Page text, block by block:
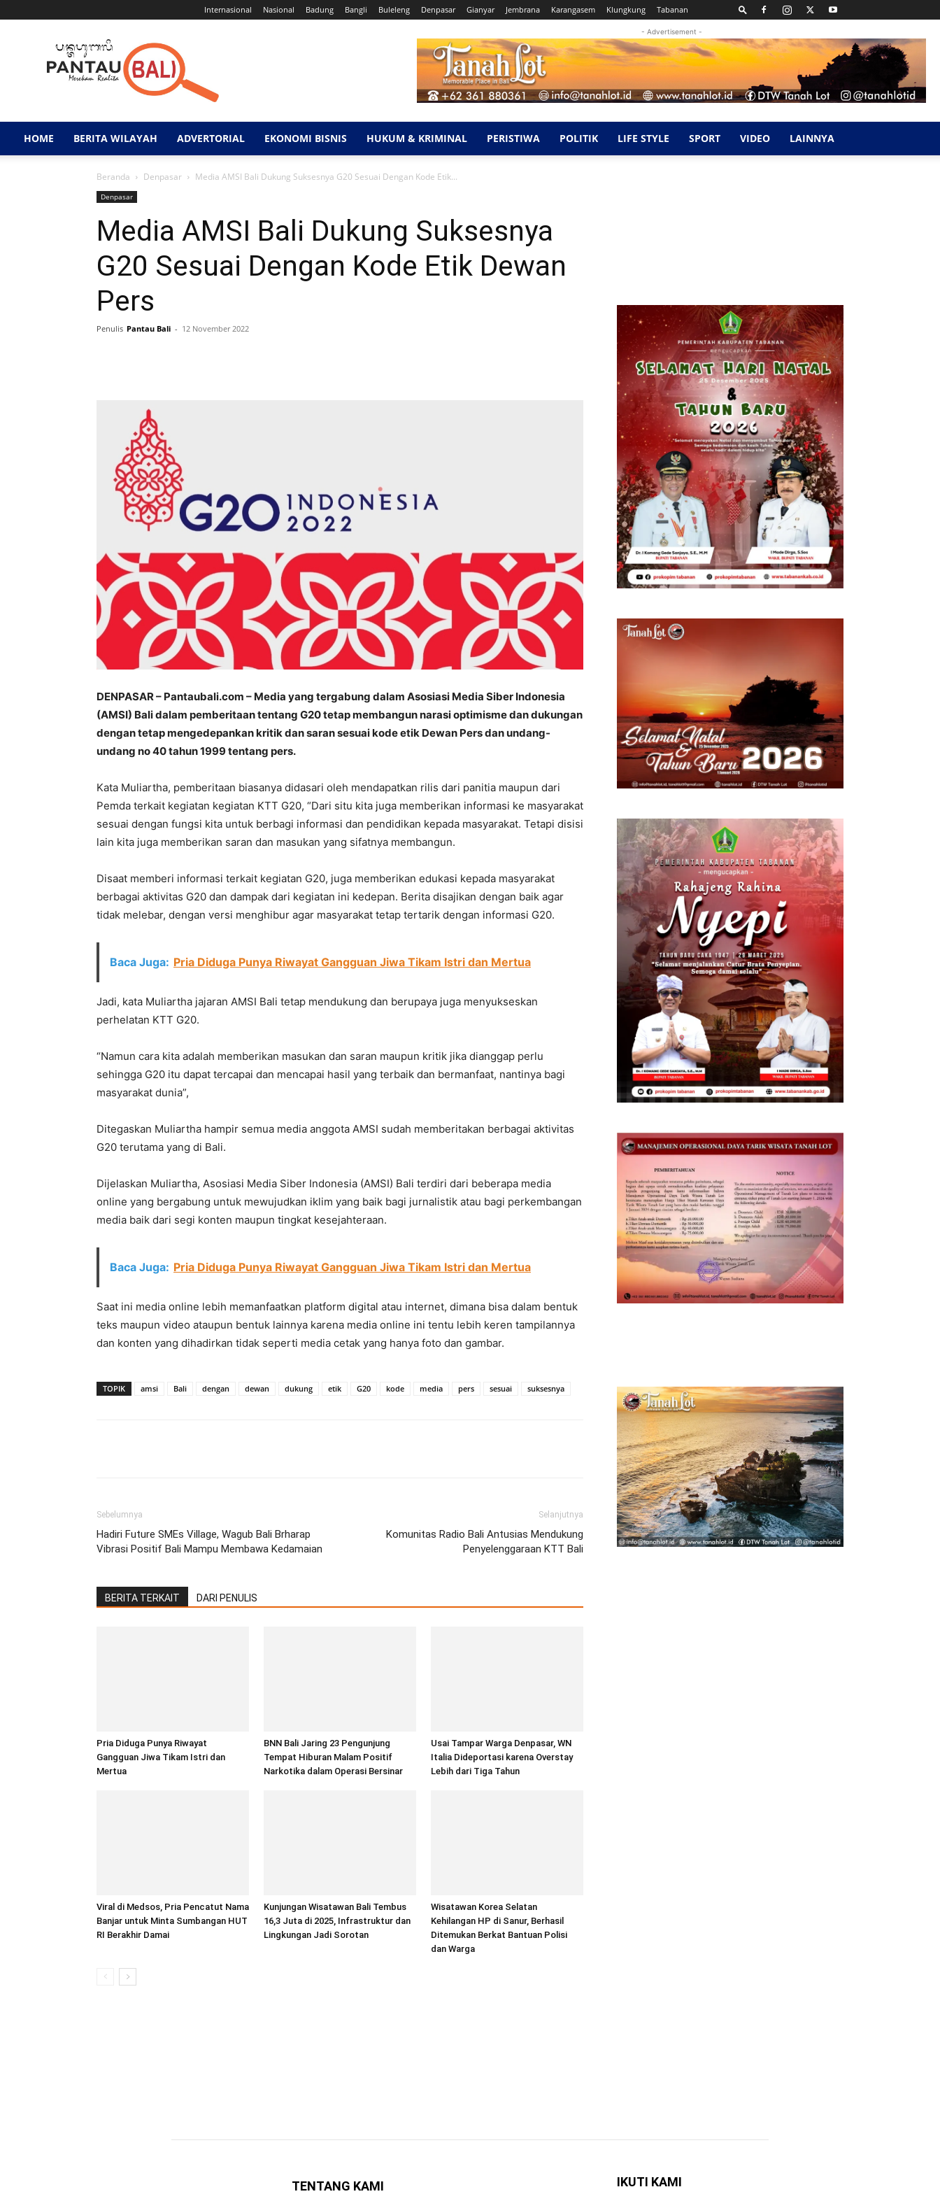
Internasional Nasional Badung Bangli Buleleng Denpasar Gianyar Jembrana Karangasem Klungkung Tabanan
Pantau
Bali
- Advertisement -
HOME BERITA WILAYAH ADVERTORIAL EKONOMI BISNIS HUKUM & KRIMINAL PERISTIWA POLITIK LIFE STYLE SPORT VIDEO LAINNYA
Beranda Denpasar Media AMSI Bali Dukung Suksesnya G20 Sesuai Dengan Kode Etik...
Denpasar
Media AMSI Bali Dukung Suksesnya
G20 Sesuai Dengan Kode Etik Dewan
Pers
Penulis Pantau Bali - 12 November 2022
DENPASAR – Pantaubali.com – Media yang tergabung dalam Asosiasi Media Siber Indonesia
(AMSI) Bali dalam pemberitaan tentang G20 tetap membangun narasi optimisme dan dukungan
dengan tetap mengedepankan kritik dan saran sesuai kode etik Dewan Pers dan undang-
undang no 40 tahun 1999 tentang pers.
Kata Muliartha, pemberitaan biasanya didasari oleh mendapatkan rilis dari panitia maupun dari
Pemda terkait kegiatan kegiatan KTT G20, “Dari situ kita juga memberikan informasi ke masyarakat
sesuai dengan fungsi kita untuk berbagi informasi dan pendidikan kepada masyarakat. Tetapi disisi
lain kita juga memberikan saran dan masukan yang sifatnya membangun.
Disaat memberi informasi terkait kegiatan G20, juga memberikan edukasi kepada masyarakat
berbagai aktivitas G20 dan dampak dari kegiatan ini kedepan. Berita disajikan dengan baik agar
tidak melebar, dengan versi menghibur agar masyarakat tetap tertarik dengan informasi G20.
Baca Juga: Pria Diduga Punya Riwayat Gangguan Jiwa Tikam Istri dan Mertua
Jadi, kata Muliartha jajaran AMSI Bali tetap mendukung dan berupaya juga menyukseskan
perhelatan KTT G20.
“Namun cara kita adalah memberikan masukan dan saran maupun kritik jika dianggap perlu
sehingga G20 itu dapat tercapai dan mencapai hasil yang terbaik dan bermanfaat, nantinya bagi
masyarakat dunia”,
Ditegaskan Muliartha hampir semua media anggota AMSI sudah memberitakan berbagai aktivitas
G20 terutama yang di Bali.
Dijelaskan Muliartha, Asosiasi Media Siber Indonesia (AMSI) Bali terdiri dari beberapa media
online yang bergabung untuk mewujudkan iklim yang baik bagi jurnalistik atau bagi perkembangan
media baik dari segi konten maupun tingkat kesejahteraan.
Baca Juga: Pria Diduga Punya Riwayat Gangguan Jiwa Tikam Istri dan Mertua
Saat ini media online lebih memanfaatkan platform digital atau internet, dimana bisa dalam bentuk
teks maupun video ataupun bentuk lainnya karena media online ini tentu lebih keren tampilannya
dan konten yang dihadirkan tidak seperti media cetak yang hanya foto dan gambar.
TOPIK amsi Bali dengan dewan dukung etik G20 kode media pers sesuai suksesnya
Sebelumnya
Hadiri Future SMEs Village, Wagub Bali Brharap
Vibrasi Positif Bali Mampu Membawa Kedamaian
Selanjutnya
Komunitas Radio Bali Antusias Mendukung
Penyelenggaraan KTT Bali
BERITA TERKAIT DARI PENULIS
Pria Diduga Punya Riwayat
Gangguan Jiwa Tikam Istri dan
Mertua
BNN Bali Jaring 23 Pengunjung
Tempat Hiburan Malam Positif
Narkotika dalam Operasi Bersinar
Usai Tampar Warga Denpasar, WN
Italia Dideportasi karena Overstay
Lebih dari Tiga Tahun
Viral di Medsos, Pria Pencatut Nama
Banjar untuk Minta Sumbangan HUT
RI Berakhir Damai
Kunjungan Wisatawan Bali Tembus
16,3 Juta di 2025, Infrastruktur dan
Lingkungan Jadi Sorotan
Wisatawan Korea Selatan
Kehilangan HP di Sanur, Berhasil
Ditemukan Berkat Bantuan Polisi
dan Warga
TENTANG KAMI IKUTI KAMI